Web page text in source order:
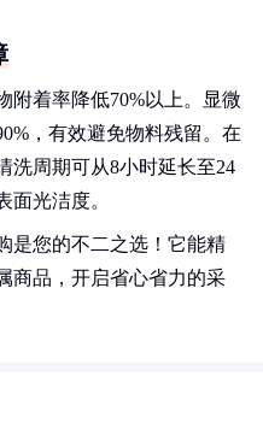
附着率降低70%以上。显微
，有效避免物料残留。在
洗周期可从8小时延长至24
面光洁度。
是您的不二之选！它能精
商品，开启省心省力的采